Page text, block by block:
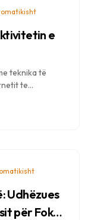
e
teknika të
te
për t'u
Udhëzues
për Fokus